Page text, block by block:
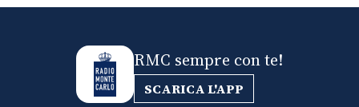
RMC sempre con te!
SCARICA L'APP